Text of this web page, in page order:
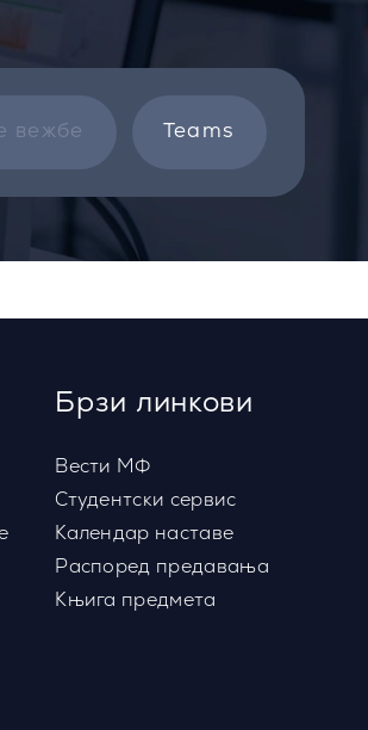
вежбе Teams
Брзи линкови
Вести МФ
Студентски сервис
Календар наставе
Распоред предавања
Књига предмета